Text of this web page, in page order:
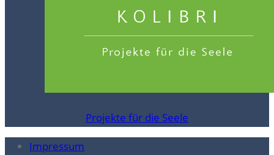
Projekte für die Seele
Impressum